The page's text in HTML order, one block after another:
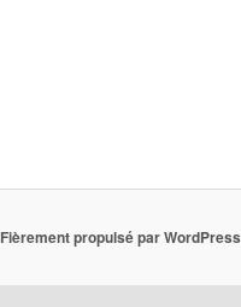
Fièrement propulsé par WordPress